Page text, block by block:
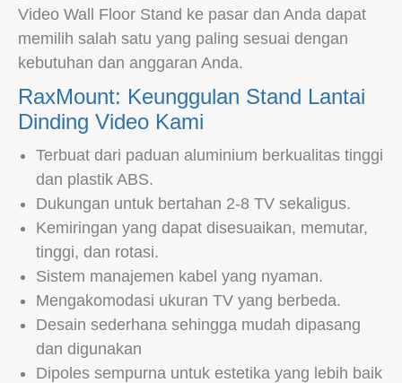
Video Wall Floor Stand ke pasar dan Anda dapat
memilih salah satu yang paling sesuai dengan
kebutuhan dan anggaran Anda.
RaxMount: Keunggulan Stand Lantai
Dinding Video Kami
Terbuat dari paduan aluminium berkualitas tinggi
dan plastik ABS.
Dukungan untuk bertahan 2-8 TV sekaligus.
Kemiringan yang dapat disesuaikan, memutar,
tinggi, dan rotasi.
Sistem manajemen kabel yang nyaman.
Mengakomodasi ukuran TV yang berbeda.
Desain sederhana sehingga mudah dipasang
dan digunakan
Dipoles sempurna untuk estetika yang lebih baik